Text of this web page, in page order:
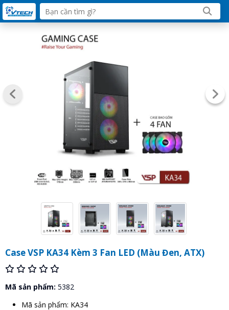
Case VSP KA34 Kèm 3 Fan LED (Màu Đen, ATX)
Mã sản phẩm: 5382
Mã sản phẩm: KA34